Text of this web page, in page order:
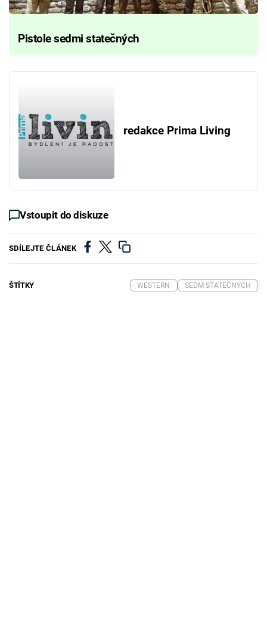
Pistole sedmi statečných
redakce Prima Living
Vstoupit do diskuze
SDÍLEJTE ČLÁNEK
ŠTÍTKY WESTERN SEDM STATEČNÝCH